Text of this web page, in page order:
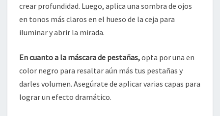
crear profundidad. Luego, aplica una sombra de ojos
en tonos más claros en el hueso de la ceja para
iluminar y abrir la mirada.
En cuanto a la máscara de pestañas,opta por una en
color negro para resaltar aún más tus pestañas y
darles volumen. Asegúrate de aplicar varias capas para
lograr un efecto dramático.